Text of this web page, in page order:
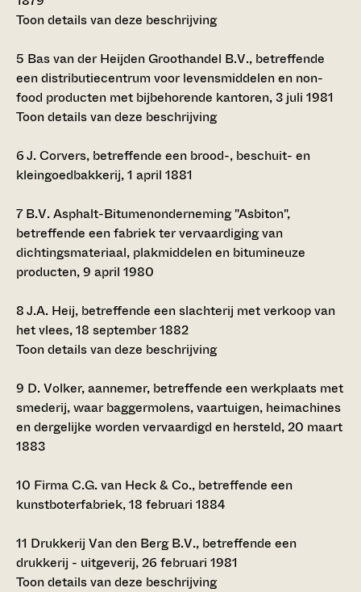
Toon details van deze beschrijving
5 Bas van der Heijden Groothandel B.V., betreffende
een distributiecentrum voor levensmiddelen en non-
food producten met bijbehorende kantoren, 3 juli 1981
Toon details van deze beschrijving
6J. Corvers, betreffende een brood-, beschuit- en
kleingoedbakkerij, 1 april 1881
7 B.V. Asphalt-Bitumenonderneming "Asbiton",
betreffende een fabriek ter vervaardiging van
dichtingsmateriaal, plakmiddelen en bitumineuze
producten, 9 april 1980
8J.A. Heij, betreffende een slachterij met verkoop van
het vlees, 18 september 1882
Toon details van deze beschrijving
9 D. Volker, aannemer, betreffende een werkplaats met
smederij, waar baggermolens, vaartuigen, heimachines
en dergelijke worden vervaardigd en hersteld, 20 maart
1883
10 Firma C.G. van Heck & Co., betreffende een
kunstboterfabriek, 18 februari 1884
11 Drukkerij Van den Berg B.V., betreffende een
drukkerij - uitgeverij, 26 februari 1981
Toon details van deze beschrijving